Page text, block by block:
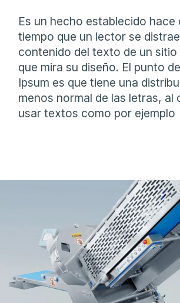
Es un hecho establecido hace
tiempo que un lector se
contenido del texto de un sitio
que mira su diseño. El punto
Ipsum es que tiene una
menos normal de las letras, al
usar textos como por ejemplo